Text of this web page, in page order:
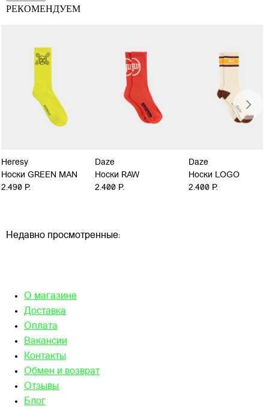
РЕКОМЕНДУЕМ
Heresy
Носки GREEN MAN
2.490 Р.
Daze
Носки RAW
2.400 Р.
Daze
Носки LOGO
2.400 Р.
Недавно просмотренные:
О магазине
Доставка
Оплата
Вакансии
Контакты
Обмен и возврат
Отзывы
Блог